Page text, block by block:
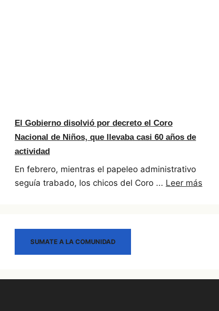
El Gobierno disolvió por decreto el Coro
Nacional de Niños, que llevaba casi 60 años de
actividad
En febrero, mientras el papeleo administrativo
seguía trabado, los chicos del Coro ... Leer más
SUMATE A LA COMUNIDAD